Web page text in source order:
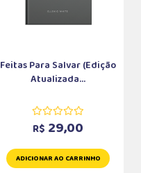
Feitas Para Salvar (Edição
Atualizada...
R$ 29,00
ADICIONAR AO CARRINHO